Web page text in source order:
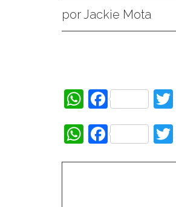
por Jackie Mota
WhatsApp
WhatsApp